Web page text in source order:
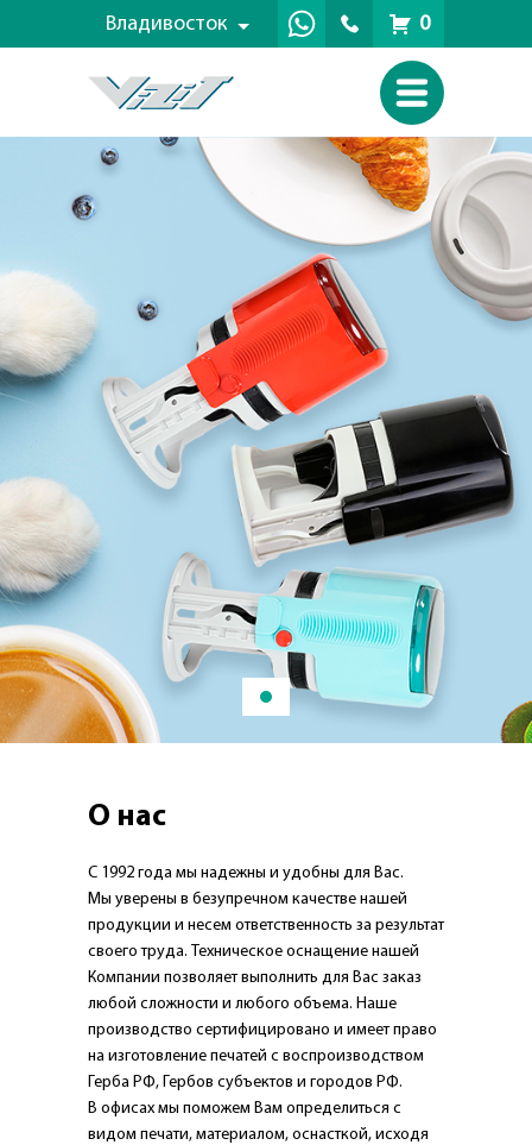
Владивосток 0
О нас
С 1992 года мы надежны и удобны для Вас.
Мы уверены в безупречном качестве нашей
продукции и несем ответственность за результат
своего труда. Техническое оснащение нашей
Компании позволяет выполнить для Вас заказ
любой сложности и любого объема. Наше
производство сертифицировано и имеет право
на изготовление печатей с воспроизводством
Герба РФ, Гербов субъектов и городов РФ.
В офисах мы поможем Вам определиться с
видом печати, материалом, оснасткой, исходя